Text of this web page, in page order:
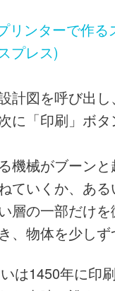
リンターで作る
プレス)
計図を呼び出
に「印刷」ボ
機械がブーン
ていくか、あ
層の一部だけ
、物体を少し
は1450年に印